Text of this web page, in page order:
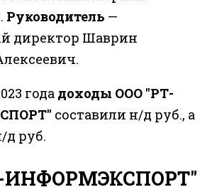
Руководитель —
директор Шаврин
года доходы ООО "РТ-
составили н/д руб., а
д руб.
ИНФОРМЭКСПОРТ"